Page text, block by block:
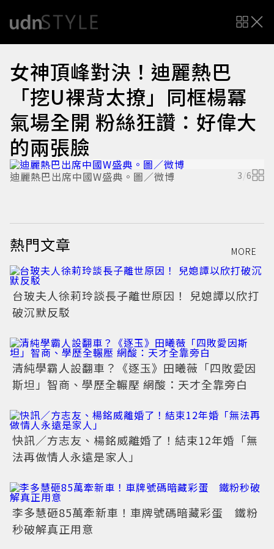
女神頂峰對決！迪麗熱巴
「挖U裸背太撩」同框楊冪
氣場全開 粉絲狂讚：好偉大
的兩張臉
迪麗熱巴出席中國W盛典。圖／微博 3/6
熱門文章 MORE
台玻夫人徐莉玲談長子離世原因！ 兒媳譚以欣打
破沉默反駁
清純學霸人設翻車？《逐玉》田曦薇「四敗愛因
斯坦」智商、學歷全輾壓 網酸：天才全靠旁白
快訊／方志友、楊銘威離婚了！結束12年婚「無
法再做情人永遠是家人」
李多慧砸85萬牽新車！車牌號碼暗藏彩蛋 鐵粉
秒破解真正用意